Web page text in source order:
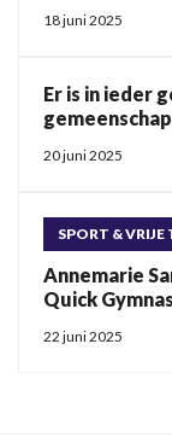
18 juni 2025
Er is in ieder
gemeenschap
20 juni 2025
SPORT & VRIJE
Annemarie
Quick
22 juni 2025